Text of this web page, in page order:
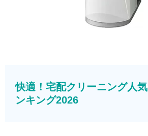
快適！宅配クリーニング人
ンキング2026